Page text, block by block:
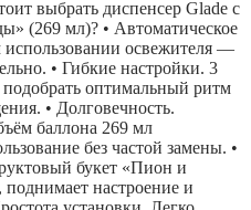
выбрать диспенсер Glade с
(269 мл)? • Автоматическое
использовании освежителя —
• Гибкие настройки. 3
оптимальный ритм
• Долговечность.
баллона 269 мл
без частой замены. •
букет «Пион и
настроение и